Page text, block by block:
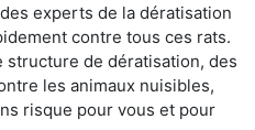
experts de la dératisation
contre tous ces rats.
de dératisation, des
les animaux nuisibles,
risque pour vous et pour